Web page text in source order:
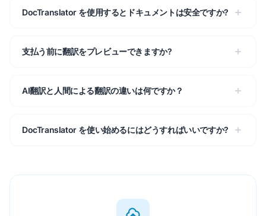
DocTranslator を使用するとドキュメントは安全ですか?
支払う前に翻訳をプレビューできますか?
AI翻訳と人間による翻訳の違いは何ですか？
DocTranslator を使い始めるにはどうすればいいですか?